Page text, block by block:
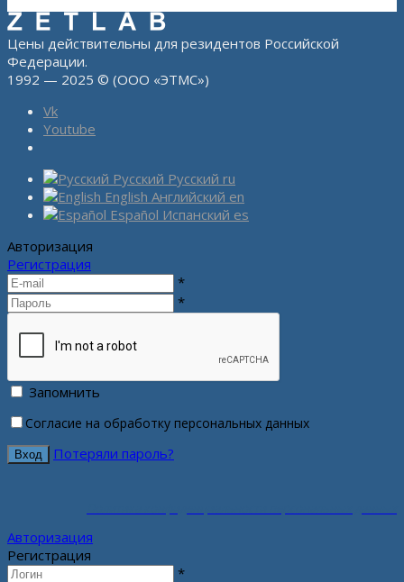
Цены действительны для резидентов Российской
Федерации.
1992 — 2025 © (ООО «ЭТМС»)
Vk
Youtube
Русский Русский ru
English Английский en
Español Испанский es
Авторизация
Регистрация
*
*
Запомнить
Согласие на обработку персональных данных
Потеряли пароль?
Авторизация
Регистрация
*